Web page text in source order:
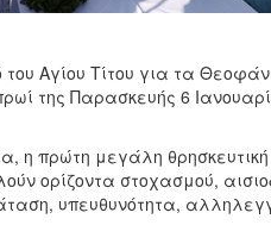
Αγίου Τίτου για τα
της Παρασκευής 6
πρώτη μεγάλη θρησκευτική
ορίζοντα στοχασμού,
υπευθυνότητα,